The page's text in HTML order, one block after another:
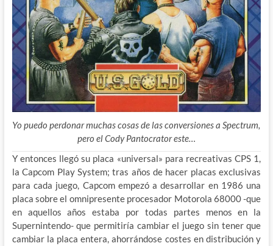
Yo puedo perdonar muchas cosas de las conversiones a Spectrum,
pero el Cody Pantocrator este…
Y entonces llegó su placa «universal» para recreativas CPS 1,
la Capcom Play System; tras años de hacer placas exclusivas
para cada juego, Capcom empezó a desarrollar en 1986 una
placa sobre el omnipresente procesador Motorola 68000 -que
en aquellos años estaba por todas partes menos en la
Supernintendo- que permitiría cambiar el juego sin tener que
cambiar la placa entera, ahorrándose costes en distribución y